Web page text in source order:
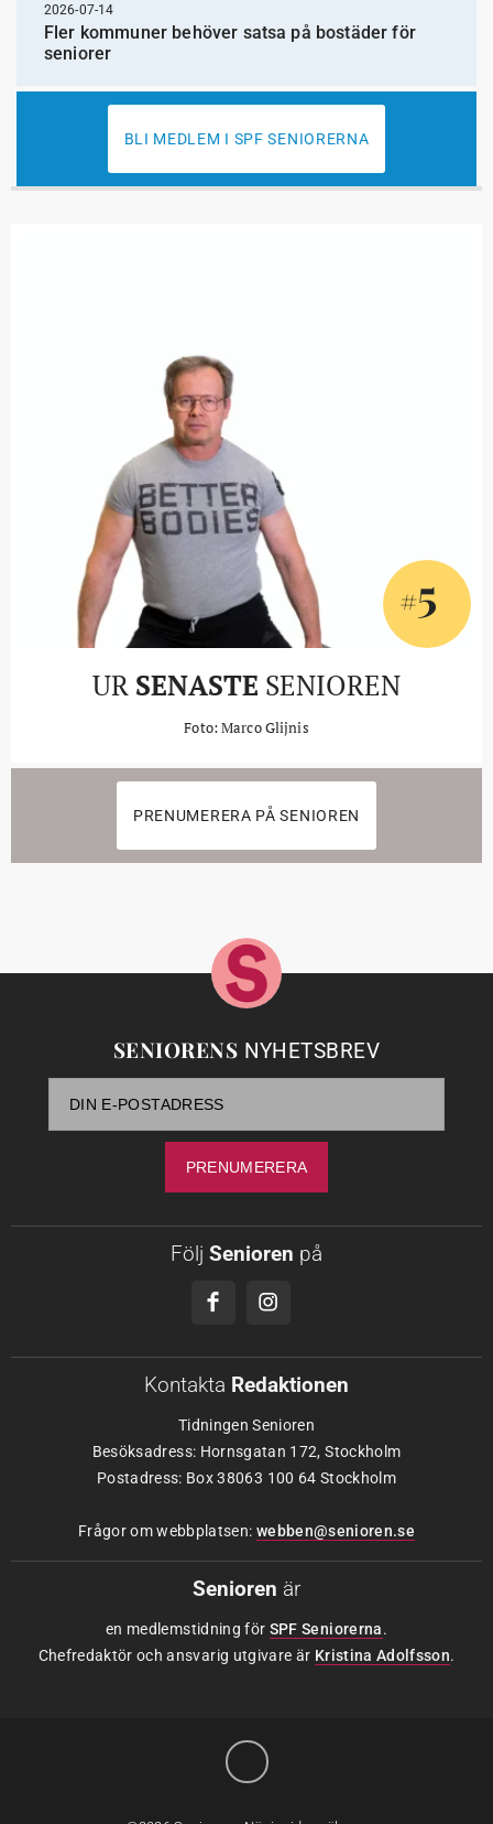
2026-07-14
Fler kommuner behöver satsa på bostäder för
seniorer
BLI MEDLEM I SPF SENIORERNA
#5
UR SENASTE SENIOREN
Foto: Marco Glijnis
PRENUMERERA PÅ SENIOREN
SENIORENS NYHETSBREV
Följ Senioren på
Kontakta Redaktionen
Tidningen Senioren
Besöksadress: Hornsgatan 172, Stockholm
Postadress: Box 38063 100 64 Stockholm
Frågor om webbplatsen: webben@senioren.se
Senioren är
en medlemstidning för SPF Seniorerna.
Chefredaktör och ansvarig utgivare är Kristina Adolfsson.